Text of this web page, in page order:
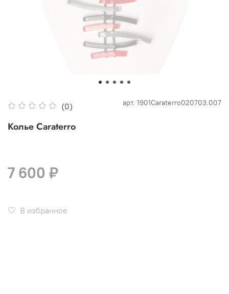
(0) арт. 1901Caraterro020703.007
Колье Caraterro
7 600 ₽
В избранное